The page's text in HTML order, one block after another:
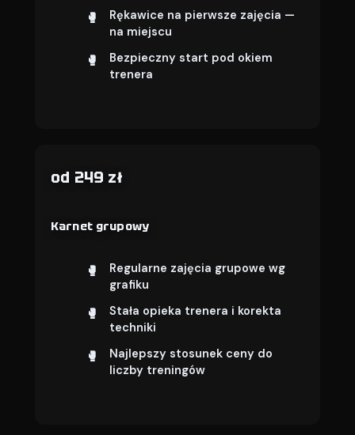
Rękawice na pierwsze zajęcia —
na miejscu
Bezpieczny start pod okiem
trenera
od 249 zł
Karnet grupowy
Regularne zajęcia grupowe wg
grafiku
Stała opieka trenera i korekta
techniki
Najlepszy stosunek ceny do
liczby treningów